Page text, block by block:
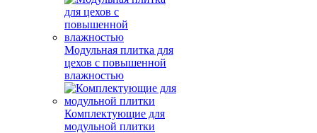
Модульная плитка для
цехов с повышенной
влажностью
Комплектующие для
модульной плитки